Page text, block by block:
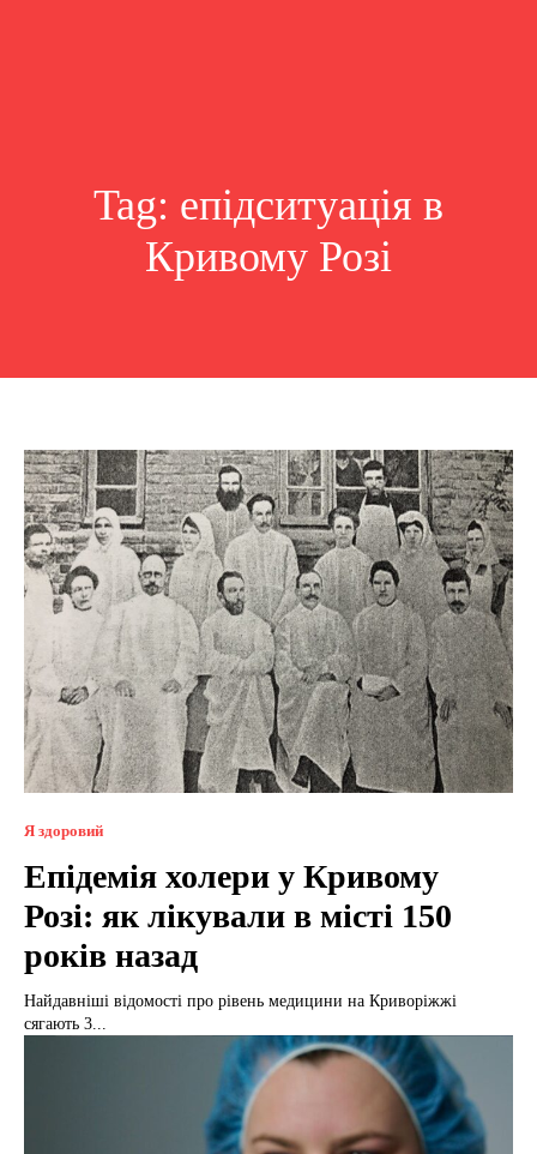
Tag: епідситуація в
Кривому Розі
Я здоровий
Епідемія холери у Кривому
Розі: як лікували в місті 150
років назад
Найдавніші відомості про рівень медицини на Криворіжжі
сягають 3...